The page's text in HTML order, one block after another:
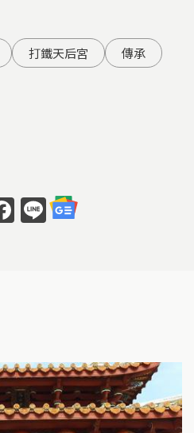
打鐵天后宮
傳承
F
a
o
k
Li
n